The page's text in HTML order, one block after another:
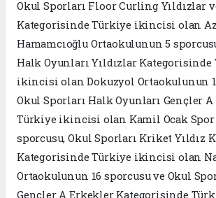
Okul Sporları Floor Curling Yıldızlar
Kategorisinde Türkiye ikincisi olan
Hamamcıoğlu Ortaokulunun 5
Halk Oyunları Yıldızlar
ikincisi olan Dokuzyol Ortaokulunun
Okul Sporları Halk Oyunları Gençler
Türkiye ikincisi olan Kamil Ocak
sporcusu, Okul Sporları Kriket Yıldız
Kategorisinde Türkiye ikincisi olan
Ortaokulunun 16 sporcusu ve Okul
Gençler A Erkekler Kategorisinde